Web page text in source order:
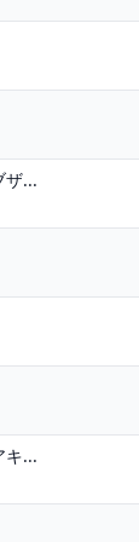
ザ...
キ...